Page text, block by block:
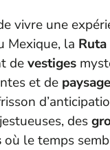
vivre une
Mexique, la
devestiges
et de
des
où le temps